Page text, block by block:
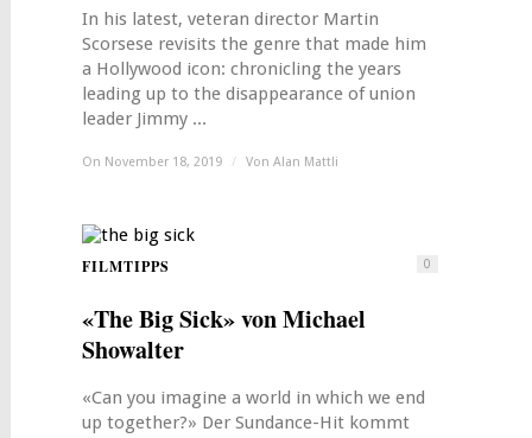
In his latest, veteran director Martin
Scorsese revisits the genre that made him
a Hollywood icon: chronicling the years
leading up to the disappearance of union
leader Jimmy ...
On November 18, 2019 / Von Alan Mattli
FILMTIPPS 0
«The Big Sick» von Michael
Showalter
«Can you imagine a world in which we end
up together?» Der Sundance-Hit kommt